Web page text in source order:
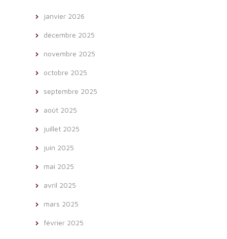
janvier 2026
décembre 2025
novembre 2025
octobre 2025
septembre 2025
août 2025
juillet 2025
juin 2025
mai 2025
avril 2025
mars 2025
février 2025